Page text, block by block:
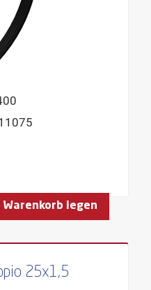
Warenkorb legen
25x1,5